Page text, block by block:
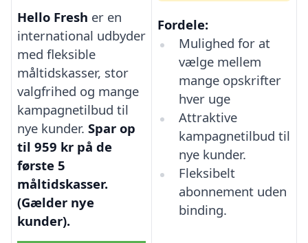
Hello Fresh er en
international udbyder
med fleksible
måltidskasser, stor
valgfrihed og mange
kampagnetilbud til
nye kunder. Spar op
til 959 kr på de
første 5
måltidskasser.
(Gælder nye
kunder).
Fordele:
Mulighed for at
vælge mellem
mange opskrifter
hver uge
Attraktive
kampagnetilbud til
nye kunder.
Fleksibelt
abonnement uden
binding.